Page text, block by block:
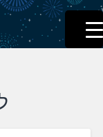
דלג
לתוכן
עברית. לשון.